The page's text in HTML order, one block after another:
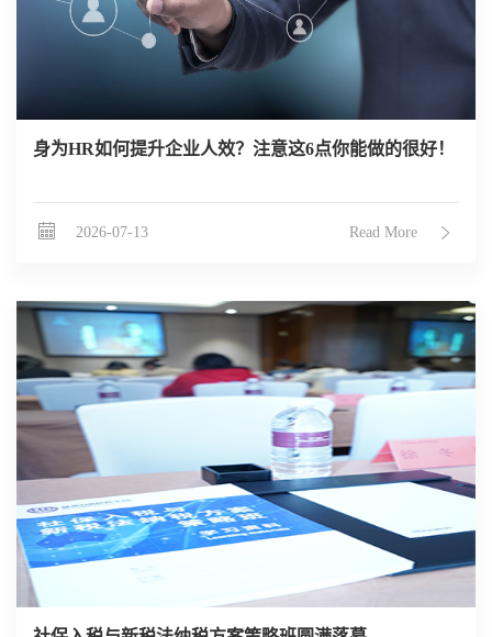
身为HR如何提升企业人效？注意这6点你能做的很好！
2026-07-13 Read More